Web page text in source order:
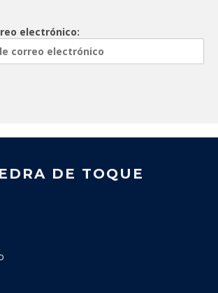
electrónico:
DE TOQUE